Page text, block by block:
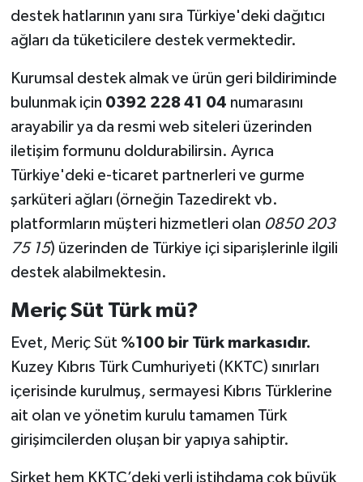
destek hatlarının yanı sıra Türkiye'deki dağıtıcı
ağları da tüketicilere destek vermektedir.
Kurumsal destek almak ve ürün geri bildiriminde
bulunmak için 0392 228 41 04 numarasını
arayabilir ya da resmi web siteleri üzerinden
iletişim formunu doldurabilirsin. Ayrıca
Türkiye'deki e-ticaret partnerleri ve gurme
şarküteri ağları (örneğin Tazedirekt vb.
platformların müşteri hizmetleri olan 0850 203
75 15) üzerinden de Türkiye içi siparişlerinle ilgili
destek alabilmektesin.
Meriç Süt Türk mü?
Evet, Meriç Süt %100 bir Türk markasıdır.
Kuzey Kıbrıs Türk Cumhuriyeti (KKTC) sınırları
içerisinde kurulmuş, sermayesi Kıbrıs Türklerine
ait olan ve yönetim kurulu tamamen Türk
girişimcilerden oluşan bir yapıya sahiptir.
Şirket hem KKTC’deki yerli istihdama çok büyük